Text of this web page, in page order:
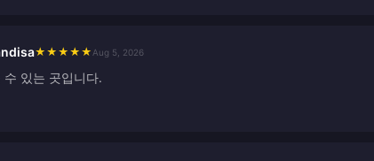
★ ★ ★ ★ ★ Aug 5, 2026
있는 곳입니다.